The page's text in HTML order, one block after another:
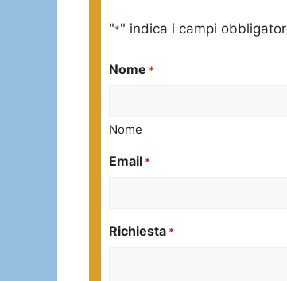
"*" indica i campi
Nome *
Nome
Email *
Richiesta *